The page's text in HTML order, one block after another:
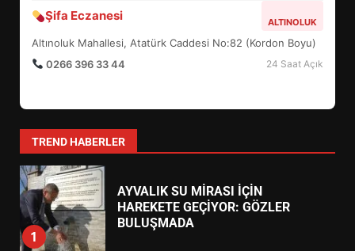
Şifa Eczanesi ALTINOLUK
Altınoluk Mahallesi, Atatürk Caddesi No:82 (Kordon Boyu)
0266 396 33 44
24 Saat Açık
TREND HABERLER
6
TURNUVASI KAYITLARI NEYİ
DEĞİŞTİRİYOR?
7
YENİ YÖNETİM NASIL
1
AYVALIK SU MİRASI İÇİN
HAREKETE GEÇİYOR: GÖZLER
BULUŞMADA